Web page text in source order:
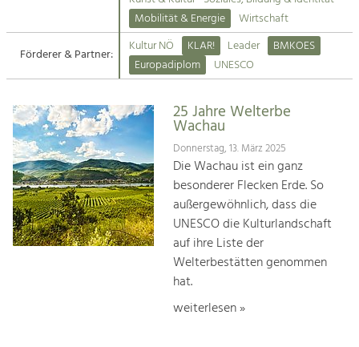
Suche
Impressum
Kontakt
Tourismus
Angebotsentwicklung und
Kunst & Kultur
Handwerk, Wissenschaft und Forschung.
Soziales, Bildung &
Identität
Gleichberechtigung, Jugend und
Integration
Mobilität & Energie
Klimawandel, öffentlicher Verkehr und
Mobilität & Energie
Wirtschaft
Förderer & Partner:
Kultur NÖ KLAR! Leader
BMKOES
Europadiplom
UNESCO
25 Jahre Welterbe
Wachau
Donnerstag, 13. März 2025
Die Wachau ist ein ganz
besonderer Flecken Erde. So
außergewöhnlich, dass die
UNESCO die Kulturlandschaft
auf ihre Liste der
Welterbestätten genommen
hat.
weiterlesen »